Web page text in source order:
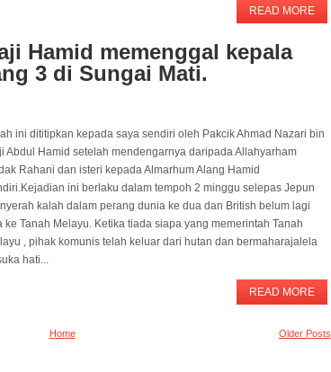
READ MORE
Hamid memenggal kepala
3 di Sungai Mati.
ini dititipkan kepada saya sendiri oleh Pakcik Ahmad Nazari bin
Abdul Hamid setelah mendengarnya daripada Allahyarham
Rahani dan isteri kepada Almarhum Alang Hamid
ini berlaku dalam tempoh 2 minggu selepas Jepun
kalah dalam perang dunia ke dua dan British belum lagi
ke Tanah Melayu. Ketika tiada siapa yang memerintah Tanah
, pihak komunis telah keluar dari hutan dan bermaharajalela
hati...
READ MORE
Older Posts
Home